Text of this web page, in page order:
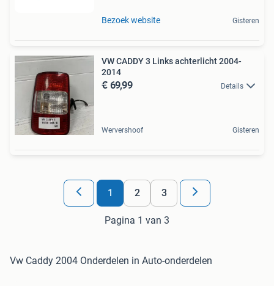
Bezoek website Gisteren
VW CADDY 3 Links achterlicht 2004-
2014
€ 69,99 Details
Wervershoof Gisteren
1 2 3
Pagina 1 van 3
Vw Caddy 2004 Onderdelen in Auto-onderdelen